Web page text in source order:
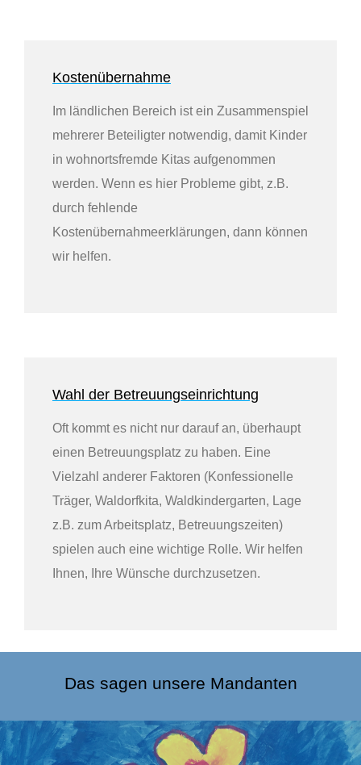
Kostenübernahme
Im ländlichen Bereich ist ein Zusammenspiel
mehrerer Beteiligter notwendig, damit Kinder
in wohnortsfremde Kitas aufgenommen
werden. Wenn es hier Probleme gibt, z.B.
durch fehlende
Kostenübernahmeerklärungen, dann können
wir helfen.
Wahl der Betreuungseinrichtung
Oft kommt es nicht nur darauf an, überhaupt
einen Betreuungsplatz zu haben. Eine
Vielzahl anderer Faktoren (Konfessionelle
Träger, Waldorfkita, Waldkindergarten, Lage
z.B. zum Arbeitsplatz, Betreuungszeiten)
spielen auch eine wichtige Rolle. Wir helfen
Ihnen, Ihre Wünsche durchzusetzen.
Das sagen unsere Mandanten